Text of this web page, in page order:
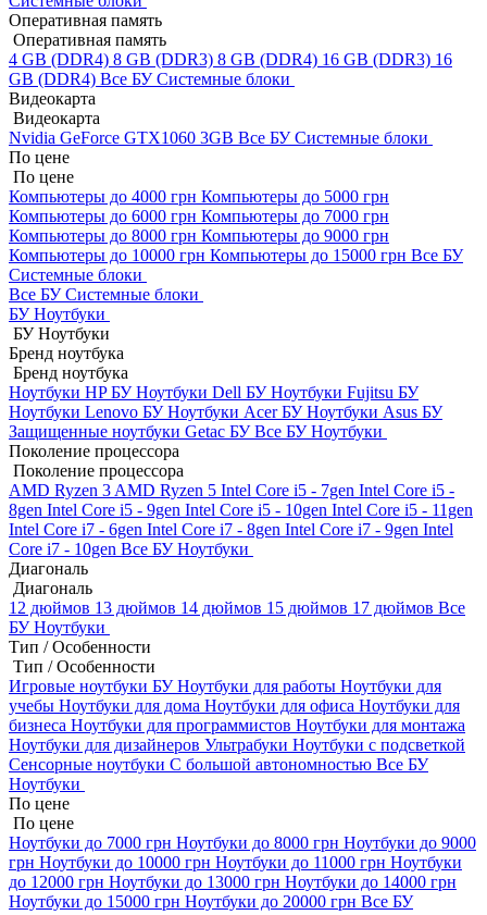
Оперативная память
Оперативная память
4 GB (DDR4) 8 GB (DDR3) 8 GB (DDR4) 16 GB (DDR3) 16
GB (DDR4) Все БУ Системные блоки
Видеокарта
Видеокарта
Nvidia GeForce GTX1060 3GB Все БУ Системные блоки
По цене
По цене
Компьютеры до 4000 грн Компьютеры до 5000 грн
Компьютеры до 6000 грн Компьютеры до 7000 грн
Компьютеры до 8000 грн Компьютеры до 9000 грн
Компьютеры до 10000 грн Компьютеры до 15000 грн Все БУ
Системные блоки
Все БУ Системные блоки
БУ Ноутбуки
БУ Ноутбуки
Бренд ноутбука
Бренд ноутбука
Ноутбуки HP БУНоутбуки Dell БУНоутбуки Fujitsu БУ
Ноутбуки Lenovo БУНоутбуки Acer БУНоутбуки Asus БУ
Защищенные ноутбуки Getac БУВсе БУ Ноутбуки
Поколение процессора
Поколение процессора
AMD Ryzen 3 AMD Ryzen 5 Intel Core i5 - 7gen Intel Core i5 -
8gen Intel Core i5 - 9gen Intel Core i5 - 10gen Intel Core i5 - 11gen
Intel Core i7 - 6gen Intel Core i7 - 8gen Intel Core i7 - 9gen Intel
Core i7 - 10gen Все БУ Ноутбуки
Диагональ
Диагональ
12 дюймов 13 дюймов 14 дюймов 15 дюймов 17 дюймов Все
БУ Ноутбуки
Тип / Особенности
Тип / Особенности
Игровые ноутбуки БУНоутбуки для работы Ноутбуки для
учебы Ноутбуки для дома Ноутбуки для офиса Ноутбуки для
бизнеса Ноутбуки для программистов Ноутбуки для монтажа
Ноутбуки для дизайнеров Ультрабуки Ноутбуки с подсветкой
Сенсорные ноутбуки С большой автономностью Все БУ
Ноутбуки
По цене
По цене
Ноутбуки до 7000 грн Ноутбуки до 8000 грн Ноутбуки до 9000
грн Ноутбуки до 10000 грн Ноутбуки до 11000 грн Ноутбуки
до 12000 грн Ноутбуки до 13000 грн Ноутбуки до 14000 грн
Ноутбуки до 15000 грн Ноутбуки до 20000 грн Все БУ